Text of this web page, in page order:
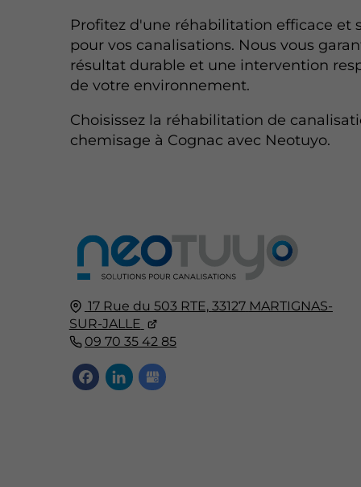
Profitez d'une réhabilitation efficace et
pour vos canalisations. Nous vous
résultat durable et une intervention
de votre environnement.
Choisissez la réhabilitation de
chemisage à Cognac avec Neotuyo.
17 Rue du 503 RTE, 33127 MARTIGNAS-
SUR-JALLE
09 70 35 42 85